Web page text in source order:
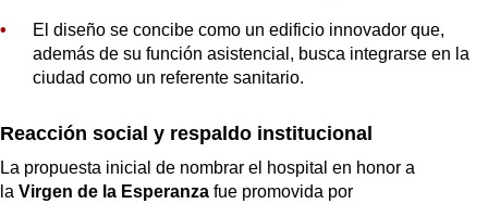
El diseño se concibe como un edificio innovador que,
además de su función asistencial, busca integrarse en la
ciudad como un referente sanitario.
Reacción social y respaldo institucional
La propuesta inicial de nombrar el hospital en honor a
la Virgen de la Esperanza fue promovida por